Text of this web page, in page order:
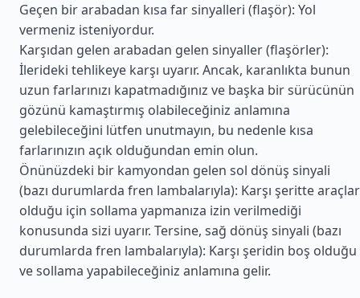
Geçen bir arabadan kısa far sinyalleri (flaşör): Yol
vermeniz isteniyordur.
Karşıdan gelen arabadan gelen sinyaller (flaşörler):
İlerideki tehlikeye karşı uyarır. Ancak, karanlıkta bunun
uzun farlarınızı kapatmadığınız ve başka bir sürücünün
gözünü kamaştırmış olabileceğiniz anlamına
gelebileceğini lütfen unutmayın, bu nedenle kısa
farlarınızın açık olduğundan emin olun.
Önünüzdeki bir kamyondan gelen sol dönüş sinyali
(bazı durumlarda fren lambalarıyla): Karşı şeritte araçlar
olduğu için sollama yapmanıza izin verilmediği
konusunda sizi uyarır. Tersine, sağ dönüş sinyali (bazı
durumlarda fren lambalarıyla): Karşı şeridin boş olduğu
ve sollama yapabileceğiniz anlamına gelir.